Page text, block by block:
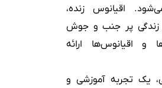
اقیانوس زنده،
زندگی پر جنب و جوش
و اقیانوس‌ها ارائه
یک تجربه آموزشی و